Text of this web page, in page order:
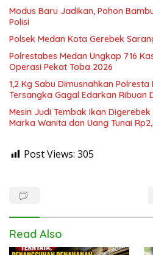
Modus Baru Jadikan, Pohon
Polisi
Polsek Medan Kota Gerebek
Polrestabes Medan Ungkap 716
Operasi Pekat Toba 2026
1,2 Kg Sabu Dimusnahkan
Tersangka Gagal Edarkan Ribuan
Mesin Judi Tembak Ikan Digerebek
Marka Wanita dan Uang Tunai
Post Views: 305
Read Also